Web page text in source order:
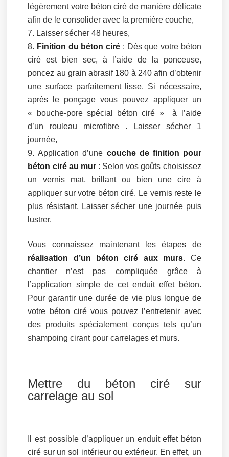
légèrement votre béton ciré de manière délicate
afin de le consolider avec la première couche,
Laisser sécher 48 heures,
Finition du béton ciré : Dès que votre béton
ciré est bien sec, à l’aide de la ponceuse,
poncez au grain abrasif 180 à 240 afin d’obtenir
une surface parfaitement lisse. Si nécessaire,
après le ponçage vous pouvez appliquer un
« bouche-pore spécial béton ciré » à l’aide
d’un rouleau microfibre . Laisser sécher 1
journée,
Application d’une couche de finition pour
béton ciré au mur: Selon vos goûts choisissez
un vernis mat, brillant ou bien une cire à
appliquer sur votre béton ciré. Le vernis reste le
plus résistant. Laisser sécher une journée puis
lustrer.
Vous connaissez maintenant les étapes de
réalisation d’un béton ciré aux murs. Ce
chantier n’est pas compliquée grâce à
l’application simple de cet enduit effet béton.
Pour garantir une durée de vie plus longue de
votre béton ciré vous pouvez l’entretenir avec
des produits spécialement conçus tels qu’un
shampoing cirant pour carrelages et murs.
Mettre du béton ciré sur
carrelage au sol
Il est possible d’appliquer un enduit effet béton
ciré sur un sol intérieur ou extérieur. En effet, un